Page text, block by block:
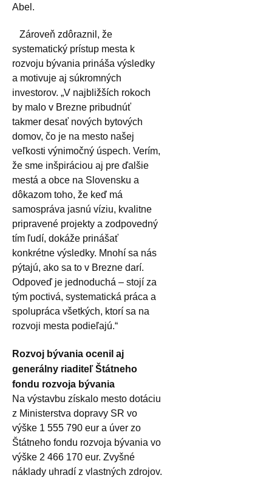
Abel.
Zároveň zdôraznil, že
systematický prístup mesta k
rozvoju bývania prináša výsledky
a motivuje aj súkromných
investorov. „V najbližších rokoch
by malo v Brezne pribudnúť
takmer desať nových bytových
domov, čo je na mesto našej
veľkosti výnimočný úspech. Verím,
že sme inšpiráciou aj pre ďalšie
mestá a obce na Slovensku a
dôkazom toho, že keď má
samospráva jasnú víziu, kvalitne
pripravené projekty a zodpovedný
tím ľudí, dokáže prinášať
konkrétne výsledky. Mnohí sa nás
pýtajú, ako sa to v Brezne darí.
Odpoveď je jednoduchá – stojí za
tým poctivá, systematická práca a
spolupráca všetkých, ktorí sa na
rozvoji mesta podieľajú.“
Rozvoj bývania ocenil aj
generálny riaditeľ Štátneho
fondu rozvoja bývania
Na výstavbu získalo mesto dotáciu
z Ministerstva dopravy SR vo
výške 1 555 790 eur a úver zo
Štátneho fondu rozvoja bývania vo
výške 2 466 170 eur. Zvyšné
náklady uhradí z vlastných zdrojov.